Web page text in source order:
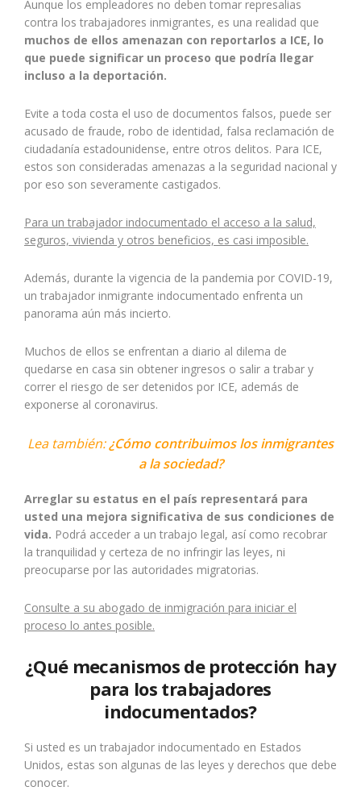
Aunque los empleadores no deben tomar represalias
contra los trabajadores inmigrantes, es una realidad que
muchos de ellos amenazan con reportarlos a ICE, lo
que puede significar un proceso que podría llegar
incluso a la deportación.
Evite a toda costa el uso de documentos falsos, puede ser
acusado de fraude, robo de identidad, falsa reclamación de
ciudadanía estadounidense, entre otros delitos. Para ICE,
estos son consideradas amenazas a la seguridad nacional y
por eso son severamente castigados.
Para un trabajador indocumentado el acceso a la salud,
seguros, vivienda y otros beneficios, es casi imposible.
Además, durante la vigencia de la pandemia por COVID-19,
un trabajador inmigrante indocumentado enfrenta un
panorama aún más incierto.
Muchos de ellos se enfrentan a diario al dilema de
quedarse en casa sin obtener ingresos o salir a trabar y
correr el riesgo de ser detenidos por ICE, además de
exponerse al coronavirus.
Lea también:¿Cómo contribuimos los inmigrantes
a la sociedad?
Arreglar su estatus en el país representará para
usted una mejora significativa de sus condiciones de
vida. Podrá acceder a un trabajo legal, así como recobrar
la tranquilidad y certeza de no infringir las leyes, ni
preocuparse por las autoridades migratorias.
Consulte a su abogado de inmigración para iniciar el
proceso lo antes posible.
¿Qué mecanismos de protección hay
para los trabajadores
indocumentados?
Si usted es un trabajador indocumentado en Estados
Unidos, estas son algunas de las leyes y derechos que debe
conocer.